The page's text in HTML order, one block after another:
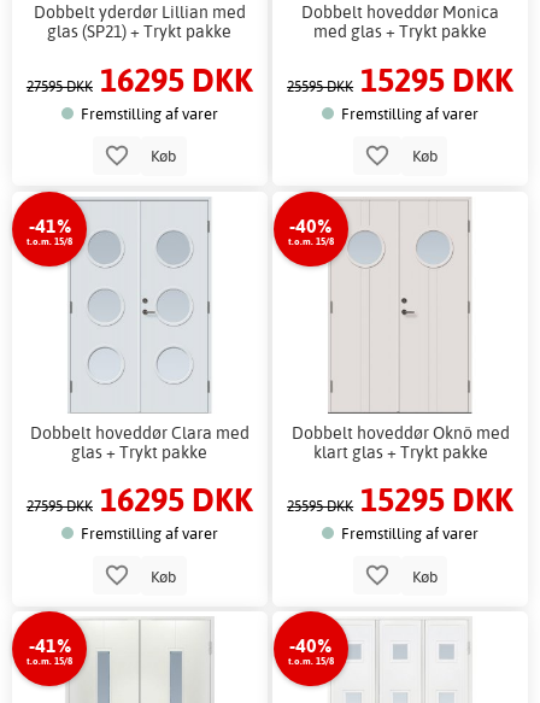
Dobbelt yderdør Lillian med
glas (SP21) + Trykt pakke
27595 DKK 16295 DKK
Fremstilling af varer
Køb
Dobbelt hoveddør Monica
med glas + Trykt pakke
25595 DKK 15295 DKK
Fremstilling af varer
Køb
-41%
t.o.m. 15/8
Dobbelt hoveddør Clara med
glas + Trykt pakke
27595 DKK 16295 DKK
Fremstilling af varer
Køb
-40%
t.o.m. 15/8
Dobbelt hoveddør Oknö med
klart glas + Trykt pakke
25595 DKK 15295 DKK
Fremstilling af varer
Køb
-41%
t.o.m. 15/8
-40%
t.o.m. 15/8